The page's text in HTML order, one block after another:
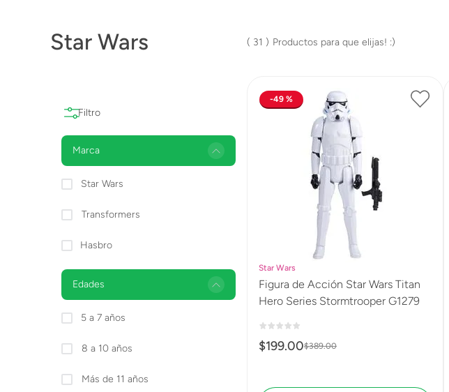
Lanzadores
Peluches
Vehículos y Pistas
Star Wars
Marca
Star Wars
Transformers
Hasbro
Edades
5 a 7 años
8 a 10 años
Más de 11 años
31
49 %
Star Wars
Figura de Acción Star Wars Titan
Hero Series Stormtrooper G1279
$199.00$389.00